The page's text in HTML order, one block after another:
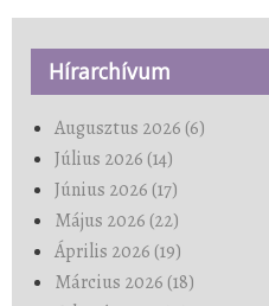
Hírarchívum
Augusztus 2026 (6)
Július 2026 (14)
Június 2026 (17)
Május 2026 (22)
Április 2026 (19)
Március 2026 (18)